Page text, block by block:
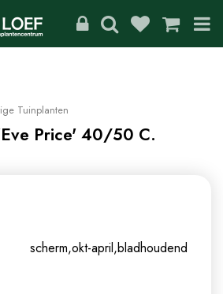
Tuinplanten
Price' 40/50 C.
april,bladhoudend